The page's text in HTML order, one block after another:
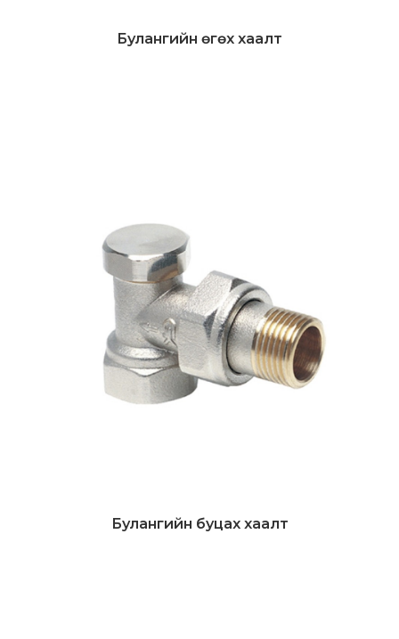
ДэлгэрэнгүйБулангийн өгөх хаалт
Дэлгэрэнгүй
Булангийн буцах хаалт